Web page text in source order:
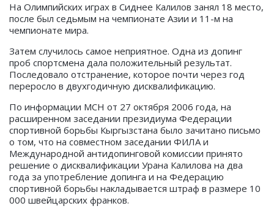
На Олимпийских играх в Сиднее Калилов занял 18 место,
после был седьмым на чемпионате Азии и 11-м на
чемпионате мира.
Затем случилось самое неприятное. Одна из допинг
проб спортсмена дала положительный результат.
Последовало отстранение, которое почти через год
переросло в двухгодичную дисквалификацию.
По информации МСН от 27 октября 2006 года, на
расширенном заседании президиума Федерации
спортивной борьбы Кыргызстана было зачитано письмо
о том, что на совместном заседании ФИЛА и
Международной антидопинговой комиссии принято
решение о дисквалификации Урана Калилова на два
года за употребление допинга и на Федерацию
спортивной борьбы накладывается штраф в размере 10
000 швейцарских франков.